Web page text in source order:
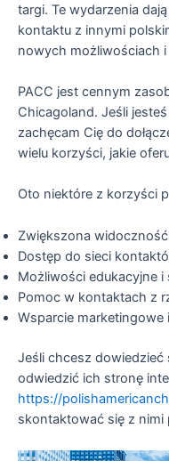
targi. Te wydarzenia
kontaktu z innymi
nowych możliwościach
PACC jest cennym
Chicagoland. Jeśli
zachęcam Cię do
wielu korzyści, jakie
Oto niektóre z korzyści
Zwiększona
Dostęp do sieci
Możliwości edukacyjne i
Pomoc w kontaktach z
Wsparcie marketingowe
Jeśli chcesz dowiedzieć
odwiedzić ich stronę
https://
skontaktować się z nimi